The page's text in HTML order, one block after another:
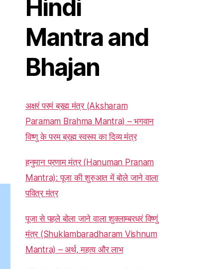
Hindi
Mantra and
Bhajan
अक्षरं परमं ब्रह्म मंत्र (Aksharam
Paramam Brahma Mantra) – भगवान
विष्णु के परम ब्रह्म स्वरूप का दिव्य मंत्र
हनुमान प्रणाम मंत्र (Hanuman Pranam
Mantra): पूजा की शुरुआत में बोले जाने वाला
पवित्र मंत्र
पूजा से पहले बोला जाने वाला शुक्लाम्बरधरं विष्णुं
मंत्र (Shuklambaradharam Vishnum
Mantra) – अर्थ, महत्व और लाभ